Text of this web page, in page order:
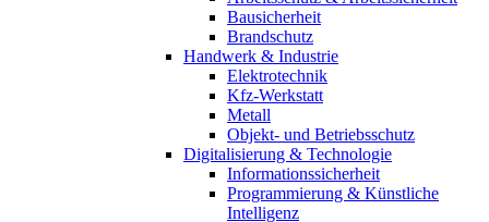
Bausicherheit
Brandschutz
Handwerk & Industrie
Elektrotechnik
Kfz-Werkstatt
Metall
Objekt- und Betriebsschutz
Digitalisierung & Technologie
Informationssicherheit
Programmierung & Künstliche
Intelligenz